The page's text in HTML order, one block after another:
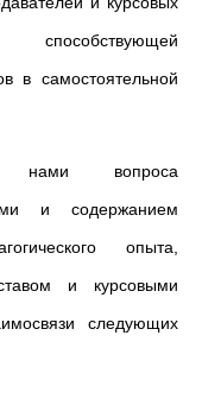
в самостоятельной
нами вопроса
и содержанием
опыта,
и курсовыми
следующих